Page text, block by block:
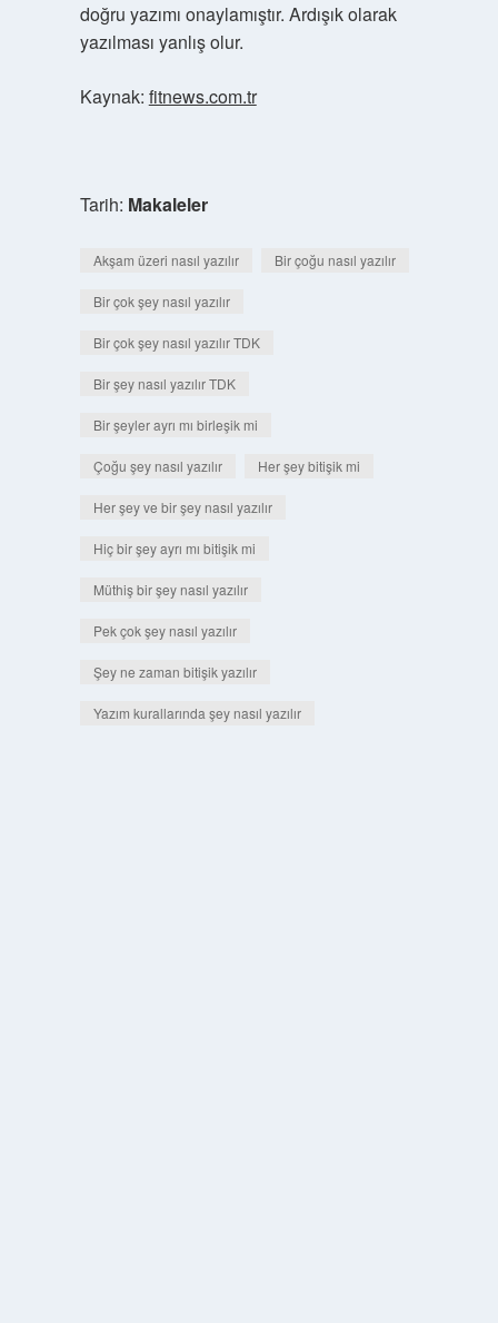
doğru yazımı onaylamıştır. Ardışık olarak
yazılması yanlış olur.
Kaynak: fitnews.com.tr
Tarih: Makaleler
Akşam üzeri nasıl yazılır Bir çoğu nasıl yazılır
Bir çok şey nasıl yazılır
Bir çok şey nasıl yazılır TDK
Bir şey nasıl yazılır TDK
Bir şeyler ayrı mı birleşik mi
Çoğu şey nasıl yazılır Her şey bitişik mi
Her şey ve bir şey nasıl yazılır
Hiç bir şey ayrı mı bitişik mi
Müthiş bir şey nasıl yazılır
Pek çok şey nasıl yazılır
Şey ne zaman bitişik yazılır
Yazım kurallarında şey nasıl yazılır